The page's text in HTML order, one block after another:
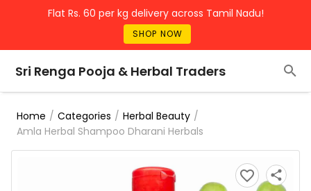
Flat Rs. 60 per kg delivery across Tamil Nadu!
SHOP NOW
Sri Renga Pooja & Herbal Traders
Home / Categories / Herbal Beauty /
Amla Herbal Shampoo Dharani Herbals